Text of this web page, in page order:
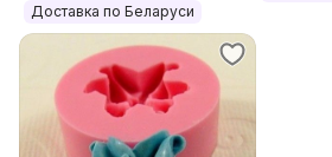
Доставка по Беларуси